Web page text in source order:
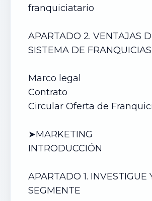
franquiciatario
APARTADO 2. VENTAJAS
SISTEMA DE FRANQUICIAS
Marco legal
Contrato
Circular Oferta de
➤MARKETING
INTRODUCCIÓN
APARTADO 1. INVESTIGUE
SEGMENTE